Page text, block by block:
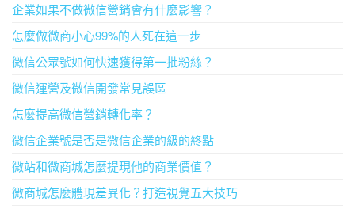
企業如果不做微信營銷會有什麼影響？
怎麼做微商小心99%的人死在這一步
微信公眾號如何快速獲得第一批粉絲？
微信運營及微信開發常見誤區
怎麼提高微信營銷轉化率？
微信企業號是否是微信企業的級的終點
微站和微商城怎麼提現他的商業價值？
微商城怎麼體現差異化？打造視覺五大技巧